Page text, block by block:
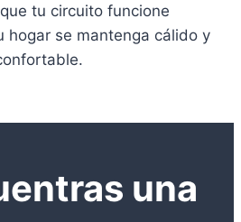
tu circuito funcione
hogar se mantenga cálido y
una